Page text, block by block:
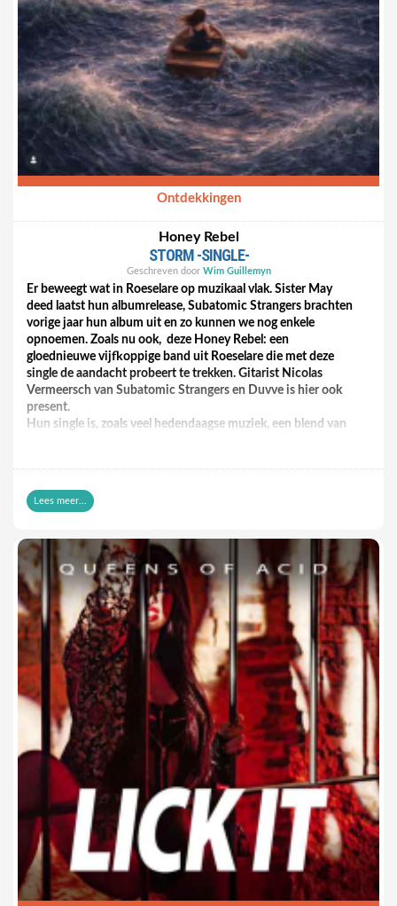
meer naar een Beth Gibbons of SX, of naar een Lana Del Rey-
sound. Als deze band de tijd neemt om te groeien en een
eigen geluid te vinden, dan kan dit wel iets moois worden.
https://www.youtube.com/watch?v=2ogYp4N4vs8
Ontdekkingen
Honey Rebel
STORM -SINGLE-
Geschreven door Wim Guillemyn
Er beweegt wat in Roeselare op muzikaal vlak. Sister May
deed laatst hun albumrelease, Subatomic Strangers brachten
vorige jaar hun album uit en zo kunnen we nog enkele
opnoemen. Zoals nu ook, deze Honey Rebel: een
gloednieuwe vijfkoppige band uit Roeselare die met deze
single de aandacht probeert te trekken. Gitarist Nicolas
Vermeersch van Subatomic Strangers en Duvve is hier ook
present.
Hun single is, zoals veel hedendaagse muziek, een blend van
klinkt warm, ze kan uithalen en haar stem bezit voldoende
body om live indruk te maken. We horen een mooi
vriendelijk is maar genoeg rockt om live gensters te slaan. Ik
denk dan een beetje richting Krezip, Anouk etc…
Storm - song and lyrics by Honey Rebel | Spotify
Fijne single in elk geval.
Lees meer...